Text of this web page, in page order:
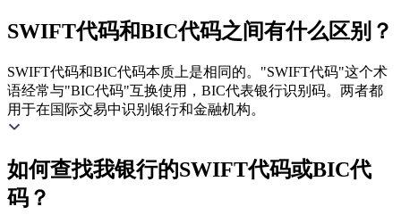
SWIFT代码和BIC代码之间有什么区别？
SWIFT代码和BIC代码本质上是相同的。"SWIFT代码"这个术
语经常与"BIC代码"互换使用，BIC代表银行识别码。两者都
用于在国际交易中识别银行和金融机构。
如何查找我银行的SWIFT代码或BIC代
码？